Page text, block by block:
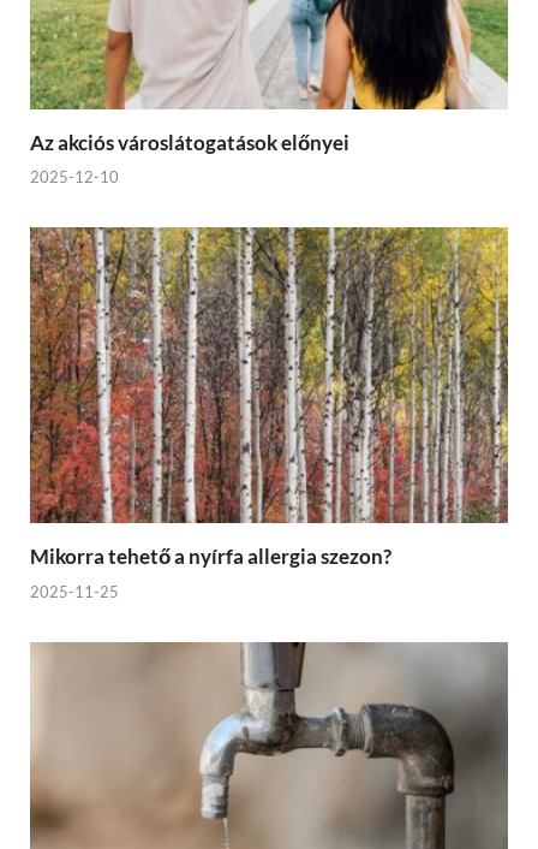
Az akciós városlátogatások előnyei
2025-12-10
Mikorra tehető a nyírfa allergia szezon?
2025-11-25